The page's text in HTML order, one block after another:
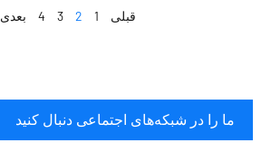
قبلی 1
2
3
4 بعدی
ما را در شبکه‌های اجتماعی دنبال کنید